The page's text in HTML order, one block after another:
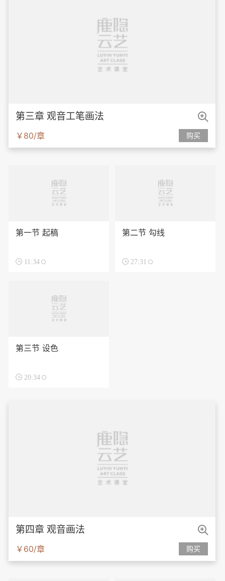
第三章 观音工笔画法
￥80/章 购买

第一节 起稿
 11:34
第二节 勾线
 27:31
第三节 设色
 20:34
第四章 观音画法
￥60/章 购买
